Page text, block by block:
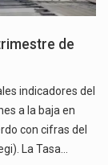
de
indicadores del
a la baja en
con cifras del
La Tasa…